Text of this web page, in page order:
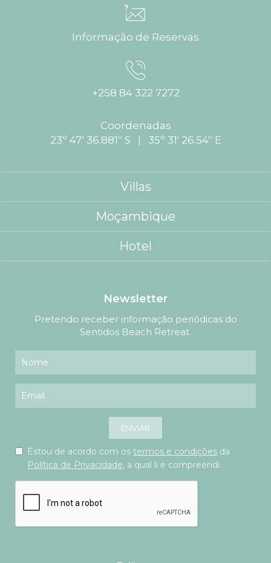
Informação de Reservas
+258 84 322 7272
Coordenadas
23º 47' 36.881'' S | 35º 31' 26.54'' E
Villas
Moçambique
Hotel
Newsletter
Pretendo receber informação periódicas do
Sentidos Beach Retreat.
ENVIAR
Estou de acordo com os termos e condições da
Política de Privacidade, a qual li e compreendi.